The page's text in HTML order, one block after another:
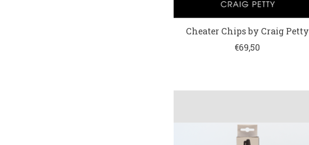
Cheater Chips by Craig Petty
€69,50